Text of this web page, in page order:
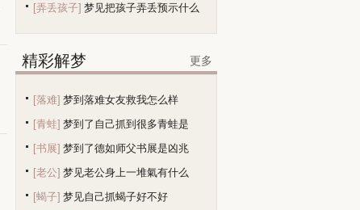
[弄丢孩子] 梦见把孩子弄丢预示什么
精彩解梦 更多
[落难] 梦到落难女友救我怎么样
[青蛙] 梦到了自己抓到很多青蛙是
[书展] 梦到了德如师父书展是凶兆
[老公] 梦见老公身上一堆氣有什么
[蝎子] 梦见自己抓蝎子好不好